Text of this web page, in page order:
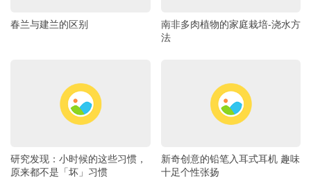
春兰与建兰的区别
南非多肉植物的家庭栽培-浇水方
法
研究发现：小时候的这些习惯，
原来都不是「坏」习惯
新奇创意的铅笔入耳式耳机 趣味
十足个性张扬